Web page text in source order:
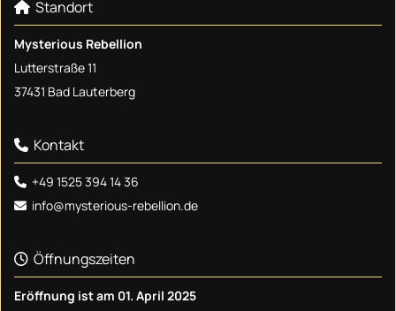
 Standort
Mysterious Rebellion
Lutterstraße 11
37431 Bad Lauterberg
 Kontakt
 +49 1525 394 14 36
 info@mysterious-rebellion.de
 Öffnungszeiten
Eröffnung ist am 01. April 2025